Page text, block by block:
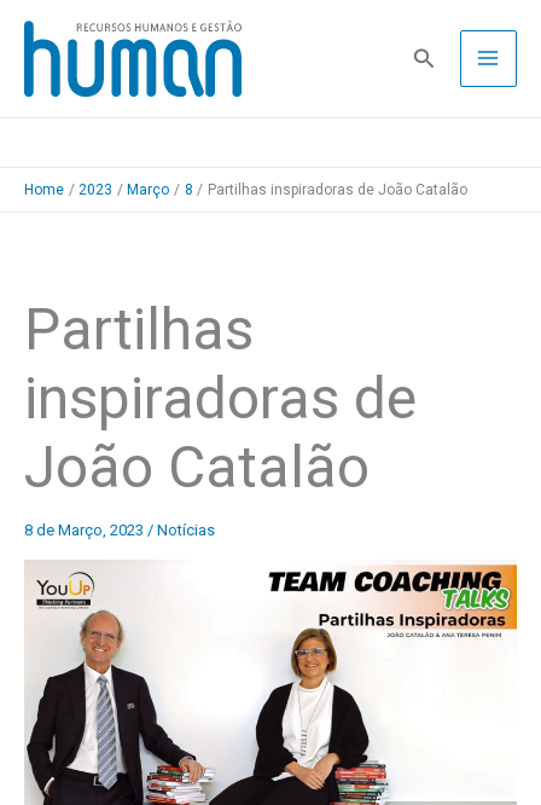
Skip
content
Pesquisa
Home 2023 Março 8 Partilhas inspiradoras de João Catalão
Partilhas
inspiradoras de
João Catalão
8 de Março, 2023 / Notícias